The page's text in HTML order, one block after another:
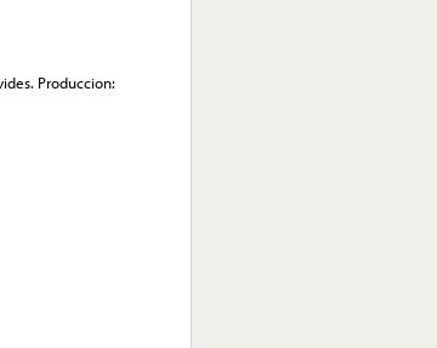
Produccion: